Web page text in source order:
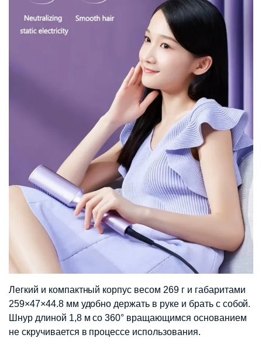
Легкий и компактный корпус весом 269 г и габаритами
259×47×44.8 мм удобно держать в руке и брать с собой.
Шнур длиной 1,8 м со 360° вращающимся основанием
не скручивается в процессе использования.